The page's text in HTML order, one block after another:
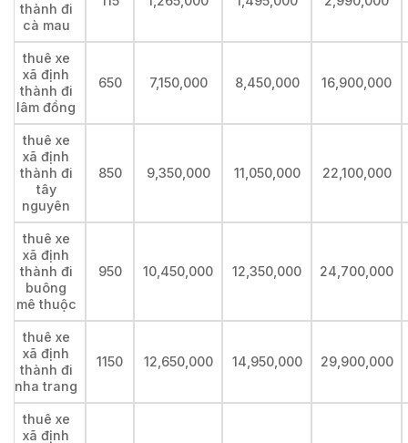
thành đi
cà mau
thuê xe
xã định
thành đi
lâm đồng
650 7,150,000 8,450,000 16,900,000
thuê xe
xã định
thành đi
tây
nguyên
850 9,350,000 11,050,000 22,100,000
thuê xe
xã định
thành đi
buông
mê thuộc
950 10,450,000 12,350,000 24,700,000
thuê xe
xã định
thành đi
nha trang
1150 12,650,000 14,950,000 29,900,000
thuê xe
xã định